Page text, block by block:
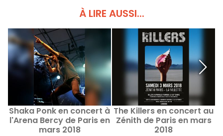
À LIRE AUSSI...
Shaka Ponk en concert à
l'Arena Bercy de Paris en
mars 2018
The Killers en concert au
Zénith de Paris en mars
2018